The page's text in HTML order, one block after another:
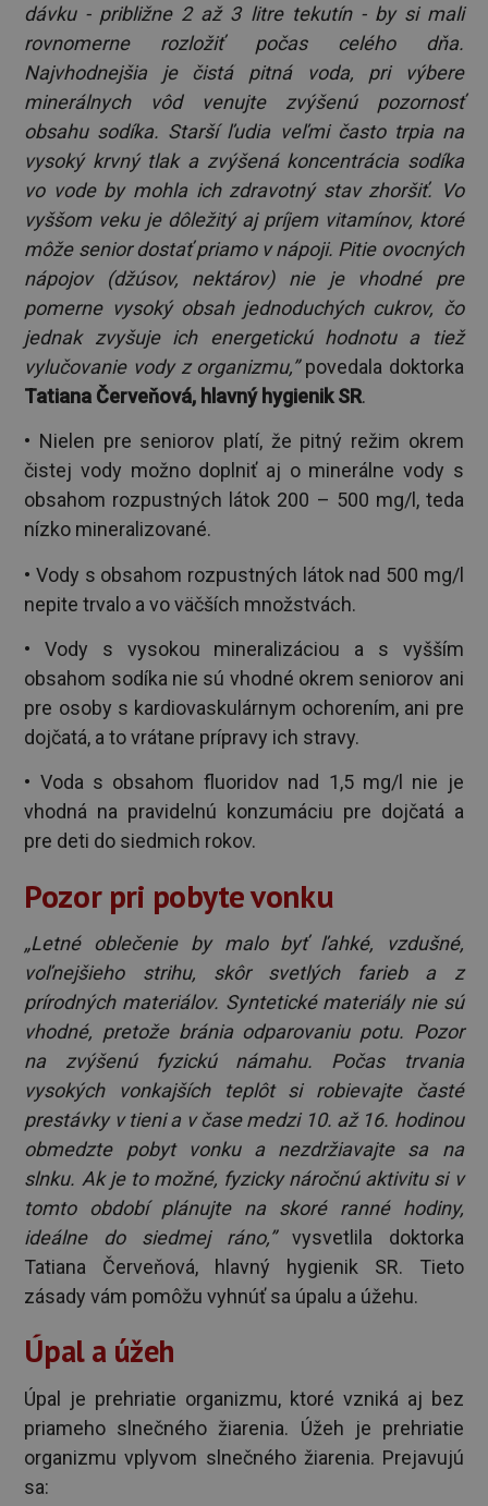
dávku - približne 2 až 3 litre tekutín - by si mali
rovnomerne rozložiť počas celého dňa.
Najvhodnejšia je čistá pitná voda, pri výbere
minerálnych vôd venujte zvýšenú pozornosť
obsahu sodíka. Starší ľudia veľmi často trpia na
vysoký krvný tlak a zvýšená koncentrácia sodíka
vo vode by mohla ich zdravotný stav zhoršiť. Vo
vyššom veku je dôležitý aj príjem vitamínov, ktoré
môže senior dostať priamo v nápoji. Pitie ovocných
nápojov (džúsov, nektárov) nie je vhodné pre
pomerne vysoký obsah jednoduchých cukrov, čo
jednak zvyšuje ich energetickú hodnotu a tiež
vylučovanie vody z organizmu,”povedala doktorka
Tatiana Červeňová, hlavný hygienik SR.
• Nielen pre seniorov platí, že pitný režim okrem
čistej vody možno doplniť aj o minerálne vody s
obsahom rozpustných látok 200 – 500 mg/l, teda
nízko mineralizované.
• Vody s obsahom rozpustných látok nad 500 mg/l
nepite trvalo a vo väčších množstvách.
• Vody s vysokou mineralizáciou a s vyšším
obsahom sodíka nie sú vhodné okrem seniorov ani
pre osoby s kardiovaskulárnym ochorením, ani pre
dojčatá, a to vrátane prípravy ich stravy.
• Voda s obsahom fluoridov nad 1,5 mg/l nie je
vhodná na pravidelnú konzumáciu pre dojčatá a
pre deti do siedmich rokov.
Pozor pri pobyte vonku
„Letné oblečenie by malo byť ľahké, vzdušné,
voľnejšieho strihu, skôr svetlých farieb a z
prírodných materiálov. Syntetické materiály nie sú
vhodné, pretože bránia odparovaniu potu. Pozor
na zvýšenú fyzickú námahu. Počas trvania
vysokých vonkajších teplôt si robievajte časté
prestávky v tieni a v čase medzi 10. až 16. hodinou
obmedzte pobyt vonku a nezdržiavajte sa na
slnku. Ak je to možné, fyzicky náročnú aktivitu si v
tomto období plánujte na skoré ranné hodiny,
ideálne do siedmej ráno,” vysvetlila doktorka
Tatiana Červeňová, hlavný hygienik SR. Tieto
zásady vám pomôžu vyhnúť sa úpalu a úžehu.
Úpal a úžeh
Úpal je prehriatie organizmu, ktoré vzniká aj bez
priameho slnečného žiarenia. Úžeh je prehriatie
organizmu vplyvom slnečného žiarenia. Prejavujú
sa: